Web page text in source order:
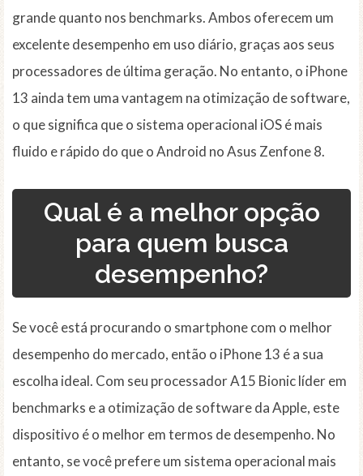
grande quanto nos benchmarks. Ambos oferecem um
excelente desempenho em uso diário, graças aos seus
processadores de última geração. No entanto, o iPhone
13 ainda tem uma vantagem na otimização de software,
o que significa que o sistema operacional iOS é mais
fluido e rápido do que o Android no Asus Zenfone 8.
Qual é a melhor opção
para quem busca
desempenho?
Se você está procurando o smartphone com o melhor
desempenho do mercado, então o iPhone 13 é a sua
escolha ideal. Com seu processador A15 Bionic líder em
benchmarks e a otimização de software da Apple, este
dispositivo é o melhor em termos de desempenho. No
entanto, se você prefere um sistema operacional mais